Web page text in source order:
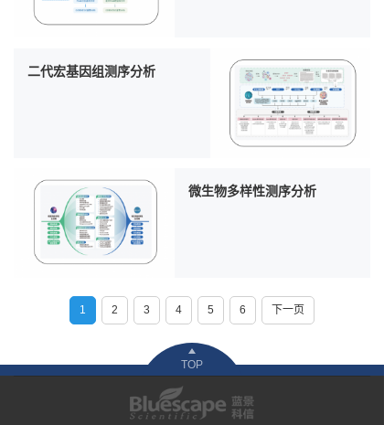
二代宏基因组测序分析
微生物多样性测序分析
1 2 3 4 5 6 下一页
TOP